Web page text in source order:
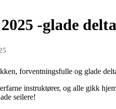
-glade
forventningsfulle og glade
instruktører, og alle gikk
seilere!